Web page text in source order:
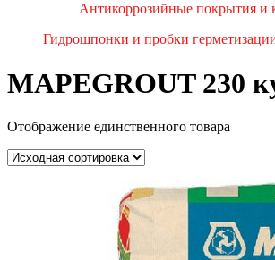
Антикоррозийные покрытия и
Гидрошпонки и пробки
MAPEGROUT 230
Отображение единственного товара